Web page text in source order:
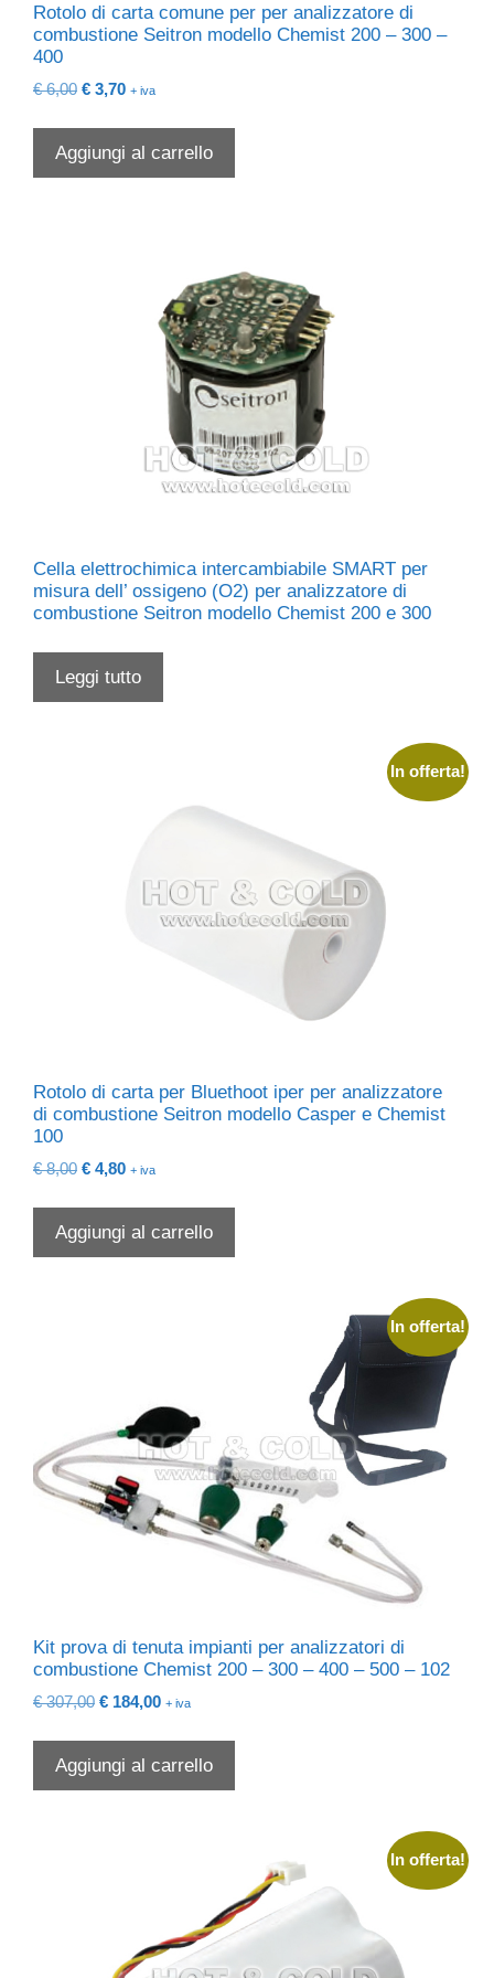
Rotolo di carta comune per per analizzatore di
combustione Seitron modello Chemist 200 – 300 –
400
€6,00 Il
era:
€ 6,00.
€ 3,70Il
è:
€ 3,70.
+ iva
Aggiungi al carrello
Cella elettrochimica intercambiabile SMART per
misura dell’ ossigeno (O2) per analizzatore di
combustione Seitron modello Chemist 200 e 300
Leggi tutto
In offerta!
Rotolo di carta per Bluethoot iper per analizzatore
di combustione Seitron modello Casper e Chemist
100
€8,00 Il
era:
€ 8,00.
€ 4,80Il
è:
€ 4,80.
+ iva
Aggiungi al carrello
In offerta!
Kit prova di tenuta impianti per analizzatori di
combustione Chemist 200 – 300 – 400 – 500 – 102
€307,00 Il
era:
€ 307,00.
€ 184,00Il
è:
€ 184,00.
+ iva
Aggiungi al carrello
In offerta!